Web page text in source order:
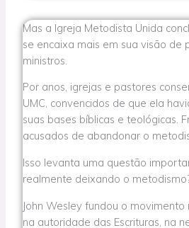
Mas a Igreja Metodista Unida
se encaixa mais em sua visão de
ministros.
Por anos, igrejas e pastores
UMC, convencidos de que ela
suas bases bíblicas e teológicas.
acusados de abandonar o
Isso levanta uma questão
realmente deixando o
John Wesley fundou o
na autoridade das Escrituras, na